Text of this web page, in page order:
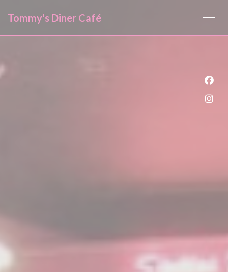
Tommy's Diner Café